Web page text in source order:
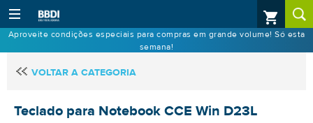
Aproveite condições especiais para compras em grande volume! Só esta
semana!
VOLTAR A CATEGORIA
Teclado para Notebook CCE Win D23L